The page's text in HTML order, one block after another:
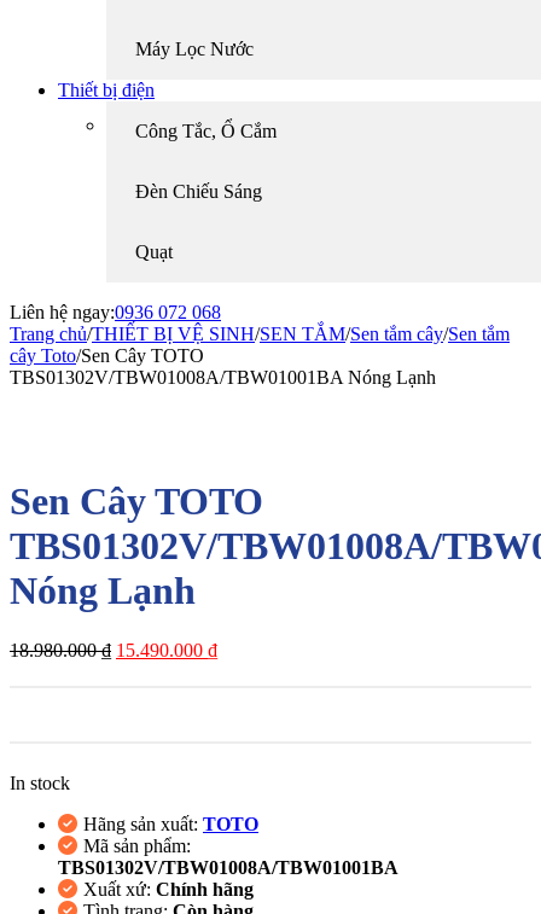
Máy Lọc Nước
Thiết bị điện
Công Tắc, Ổ Cắm
Đèn Chiếu Sáng
Quạt
Liên hệ ngay:0936 072 068
Trang chủ/THIẾT BỊ VỆ SINH/SEN TẮM/Sen tắm cây/Sen tắm
cây Toto/Sen Cây TOTO
TBS01302V/TBW01008A/TBW01001BA Nóng Lạnh
Sen Cây TOTO
TBS01302V/TBW01008A/
Nóng Lạnh
18.980.000₫ Giá
15.490.000 ₫Giá
In stock
Hãng sản xuất: TOTO
Mã sản phẩm:
TBS01302V/TBW01008A/TBW01001BA
Xuất xứ: Chính hãng